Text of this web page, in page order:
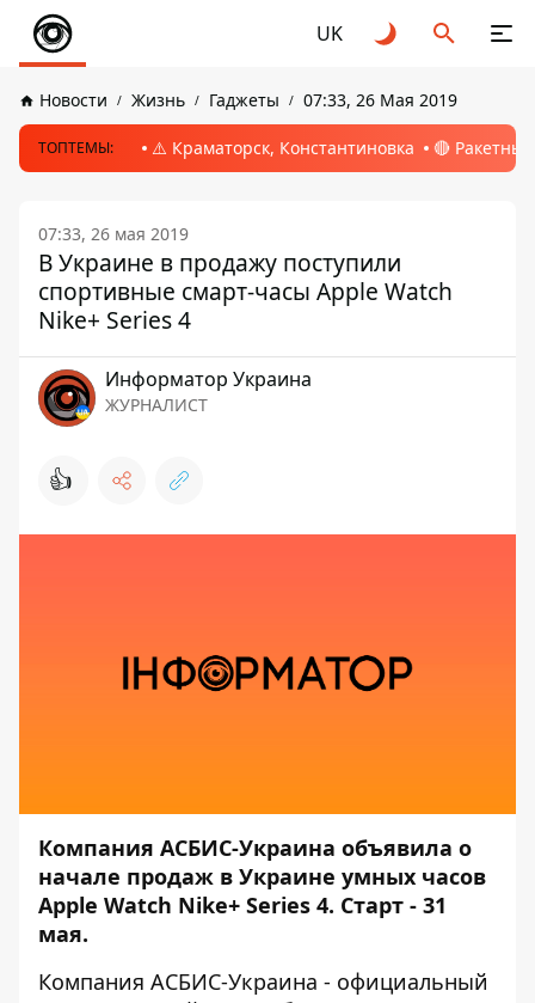
UK
Новости Жизнь Гаджеты 07:33, 26 Мая 2019
ТОПТЕМЫ: ⚠️ Краматорск, Константиновка 🔴
07:33, 26 мая 2019
В Украине в продажу поступили
спортивные смарт-часы Apple Watch
Nike+ Series 4
Информатор Украина
ЖУРНАЛИСТ
👍
Компания АСБИС-Украина объявила о
начале продаж в Украине умных часов
Apple Watch Nike+ Series 4. Старт - 31
мая.
Компания АСБИС-Украина - официальный